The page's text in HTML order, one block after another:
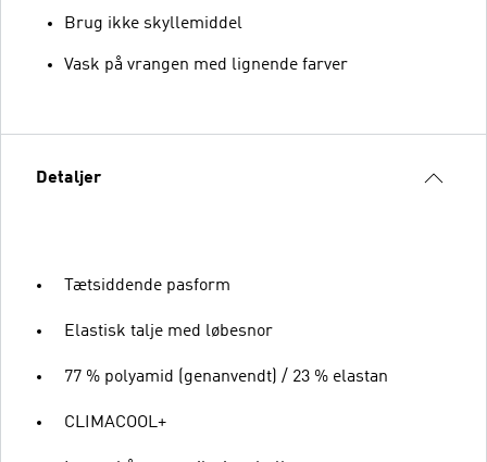
Brug ikke skyllemiddel
Vask på vrangen med lignende farver
Detaljer
Tætsiddende pasform
Elastisk talje med løbesnor
77 % polyamid (genanvendt) / 23 % elastan
CLIMACOOL+